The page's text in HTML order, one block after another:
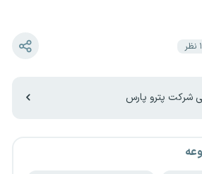
نظر
شرکت پترو پارس